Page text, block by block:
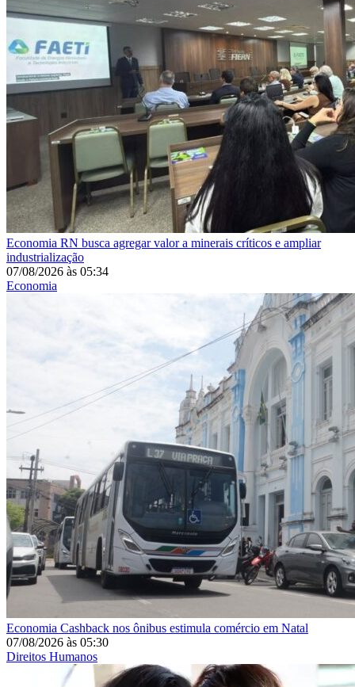
Economia RN busca agregar valor a minerais críticos e ampliar
industrialização
07/08/2026 às 05:34
Economia
Economia Cashback nos ônibus estimula comércio em Natal
07/08/2026 às 05:30
Direitos Humanos